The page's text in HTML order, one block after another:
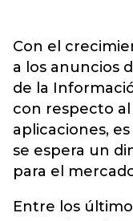
Con el
a los anuncios
de la
con respecto
aplicaciones,
se espera un
para el
Entre los